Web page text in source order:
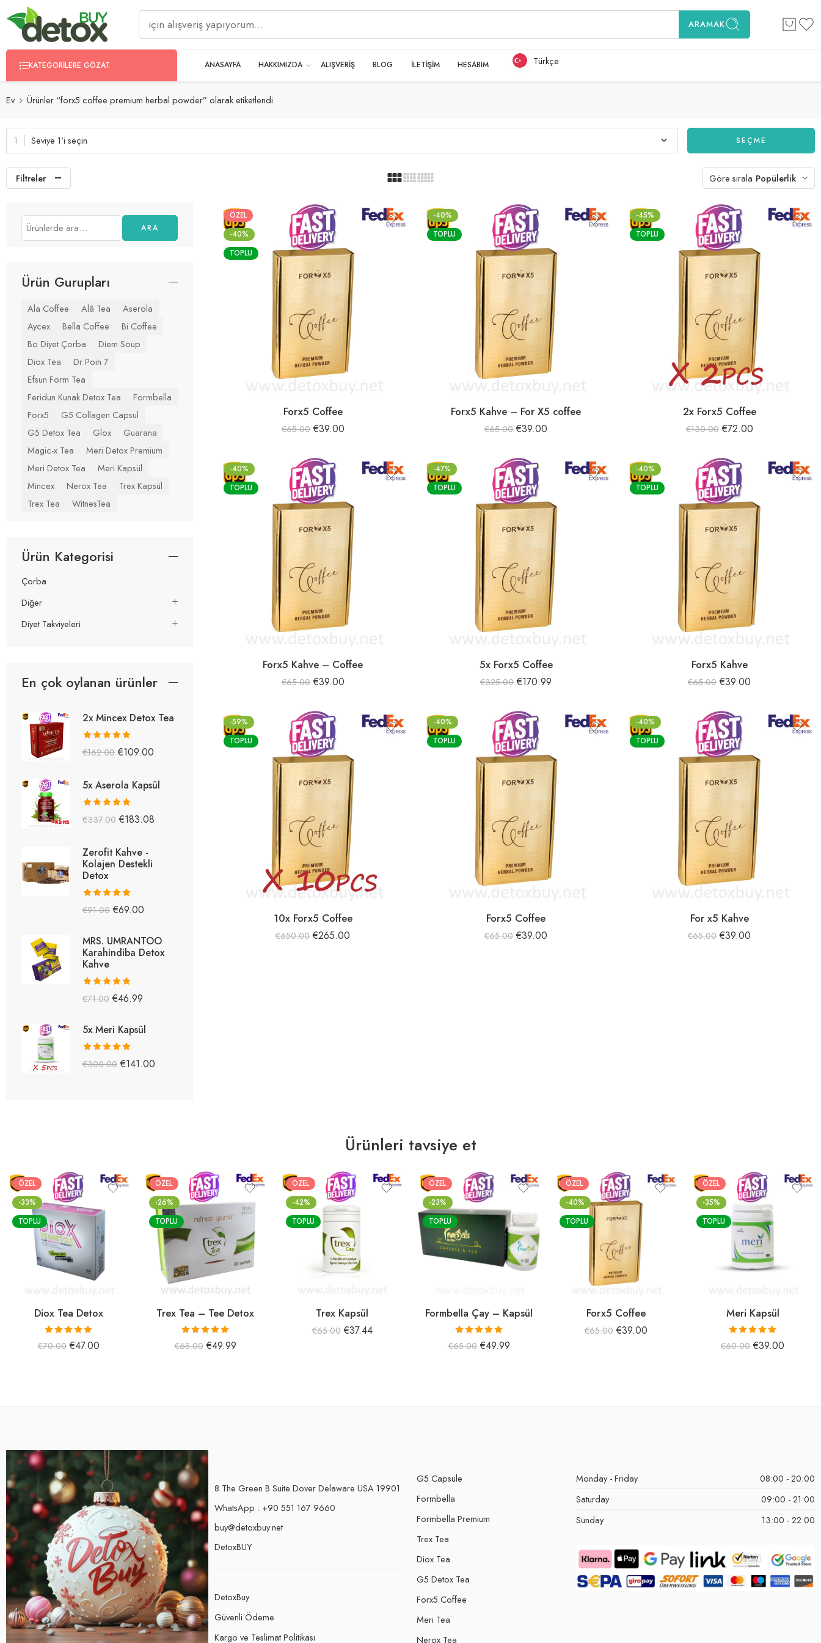
ARAMAK
KATEGORILERE GÖZAT ANASAYFA HAKKIMIZDA ALIŞVERİŞ BLOG İLETİŞİM HESABIM Türkçe
Ev Ürünler “forx5 coffee premium herbal powder” olarak etiketlendi
Seviye 1'i seçin SEÇME
Filtreler Göre sırala Popülerlik
ÖZEL
-40%
TOPLU
Forx5 Coffee
€65.00 €39.00
-40%
TOPLU
Forx5 Kahve – For X5 coffee
€65.00 €39.00
-45%
TOPLU
2x Forx5 Coffee
€130.00 €72.00
-40%
TOPLU
Forx5 Kahve – Coffee
€65.00 €39.00
-47%
TOPLU
5x Forx5 Coffee
€325.00 €170.99
-40%
TOPLU
Forx5 Kahve
€65.00 €39.00
-59%
TOPLU
10x Forx5 Coffee
€650.00 €265.00
-40%
TOPLU
Forx5 Coffee
€65.00 €39.00
-40%
TOPLU
For x5 Kahve
€65.00 €39.00
ARA
Ürün Gurupları
Ala Coffee Alâ Tea
Aserola
Aycex
Bella Coffee
Bi Coffee
Bo Diyet Çorba
Diem Soup
Diox Tea
Dr Poin 7
Efsun Form Tea
Feridun Kunak Detox Tea
Formbella
Forx5
G5 Collagen Capsul
G5 Detox Tea
Glox
Guarana
Magic-x Tea
Meri Detox Premium
Meri Detox Tea
Meri Kapsül
Mincex
Nerox Tea
Trex Kapsül
Trex Tea
WitnesTea
Ürün Kategorisi
Çorba
Diğer
Diyet Takviyeleri
En çok oylanan ürünler
2x Mincex Detox Tea
5 üzerinden
€162.00 €109.00
5x Aserola Kapsül
5 üzerinden
€337.00 €183.08
Zerofit Kahve -
Kolajen Destekli
Detox
5 üzerinden
€91.00 €69.00
MRS. UMRANTOO
Karahindiba Detox
Kahve
5 üzerinden
€71.00 €46.99
5x Meri Kapsül
5 üzerinden
€300.00 €141.00
Ürünleri tavsiye et
ÖZEL
-33%
TOPLU
Diox Tea Detox
5 üzerinden
5.00oy aldı
€70.00 €47.00
ÖZEL
-26%
TOPLU
Trex Tea – Tee Detox
5 üzerinden
5.00oy aldı
€68.00 €49.99
ÖZEL
-42%
TOPLU
Trex Kapsül
€65.00 €37.44
ÖZEL
-23%
TOPLU
Formbella Çay – Kapsül
5 üzerinden
5.00oy aldı
€65.00 €49.99
ÖZEL
-40%
TOPLU
Forx5 Coffee
€65.00 €39.00
ÖZEL
-35%
TOPLU
Meri Kapsül
5 üzerinden
5.00oy aldı
€60.00 €39.00
8 The Green B Suite Dover Delaware USA 19901
WhatsApp : +90 551 167 9660
buy@detoxbuy.net
DetoxBUY
DetoxBuy
Güvenli Ödeme
Kargo ve Teslimat Politikası
G5 Capsule
Formbella
Formbella Premium
Trex Tea
Diox Tea
G5 Detox Tea
Forx5 Coffee
Meri Tea
Nerox Tea
Monday - Friday
08:00 - 20:00
Saturday
09:00 - 21:00
Sunday
13:00 - 22:00